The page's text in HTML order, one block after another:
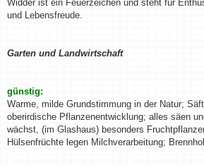
Widder ist ein Feuerzeichen und steht für
und Lebensfreude.
Garten und Landwirtschaft
günstig:
Warme, milde Grundstimmung in der Natur;
oberirdische Pflanzenentwicklung; alles säen
wächst, (im Glashaus) besonders
Hülsenfrüchte legen Milchverarbeitung;